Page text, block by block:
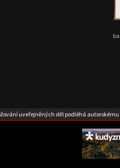
uveřejněných děl podléhá autorskému